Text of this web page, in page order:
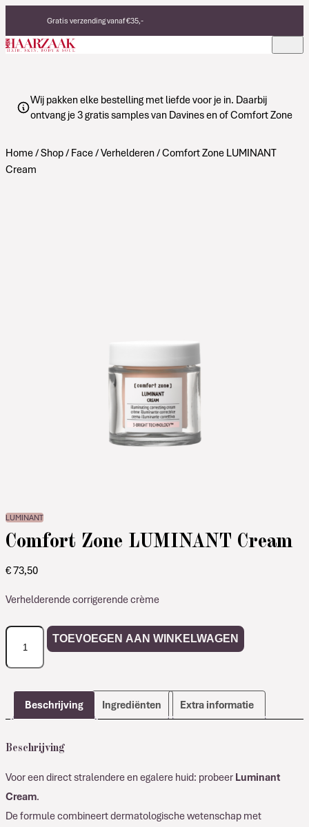
Gratis verzending vanaf €35,-
Eerlijke, duurzame producten
Made in Italy
Wij pakken elke bestelling met liefde voor je in. Daarbij
ontvang je 3 gratis samples van Davines en of Comfort Zone
Home/Shop/ Face/Verhelderen/ Comfort Zone LUMINANT
Cream
LUMINANT
Comfort Zone LUMINANT Cream
€73,50
Verhelderende corrigerende crème
Comfort
Zone
LUMINANT
aantal
TOEVOEGEN AAN WINKELWAGEN
Beschrijving Ingrediënten Extra informatie
Beschrijving
Voor een direct stralendere en egalere huid: probeer Luminant
Cream.
De formule combineert dermatologische wetenschap met